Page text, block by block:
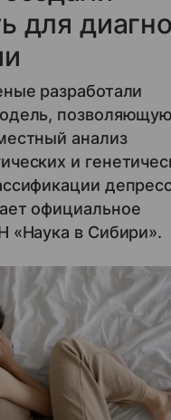
для
разработали
позволяющую
анализ
и
официальное
«Наука в Сибири».